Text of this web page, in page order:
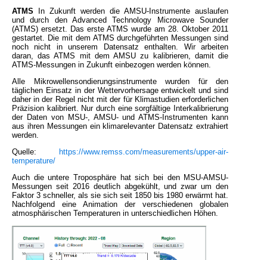
ATMS In Zukunft werden die AMSU-Instrumente auslaufen
und durch den Advanced Technology Microwave Sounder
(ATMS) ersetzt. Das erste ATMS wurde am 28. Oktober 2011
gestartet. Die mit dem ATMS durchgeführten Messungen sind
noch nicht in unserem Datensatz enthalten. Wir arbeiten
daran, das ATMS mit dem AMSU zu kalibrieren, damit die
ATMS-Messungen in Zukunft einbezogen werden können.
Alle Mikrowellensondierungsinstrumente wurden für den
täglichen Einsatz in der Wettervorhersage entwickelt und sind
daher in der Regel nicht mit der für Klimastudien erforderlichen
Präzision kalibriert. Nur durch eine sorgfältige Interkalibrierung
der Daten von MSU-, AMSU- und ATMS-Instrumenten kann
aus ihren Messungen ein klimarelevanter Datensatz extrahiert
werden.
Quelle:
https://www.remss.com/measurements/upper-air-
temperature/
Auch die untere Troposphäre hat sich bei den MSU-AMSU-
Messungen seit 2016 deutlich abgekühlt, und zwar um den
Faktor 3 schneller, als sie sich seit 1850 bis 1980 erwärmt hat.
Nachfolgend eine Animation der verschiedenen globalen
atmosphärischen Temperaturen in unterschiedlichen Höhen.